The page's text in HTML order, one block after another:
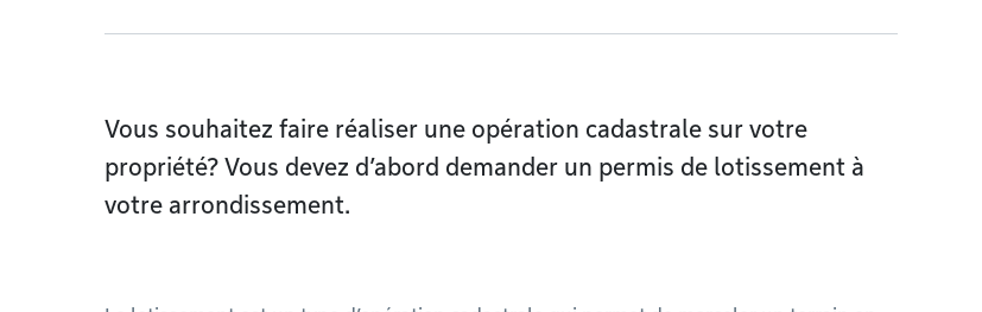
Vous souhaitez faire réaliser une opération cadastrale sur votre
propriété? Vous devez d’abord demander un permis de lotissement à
votre arrondissement.